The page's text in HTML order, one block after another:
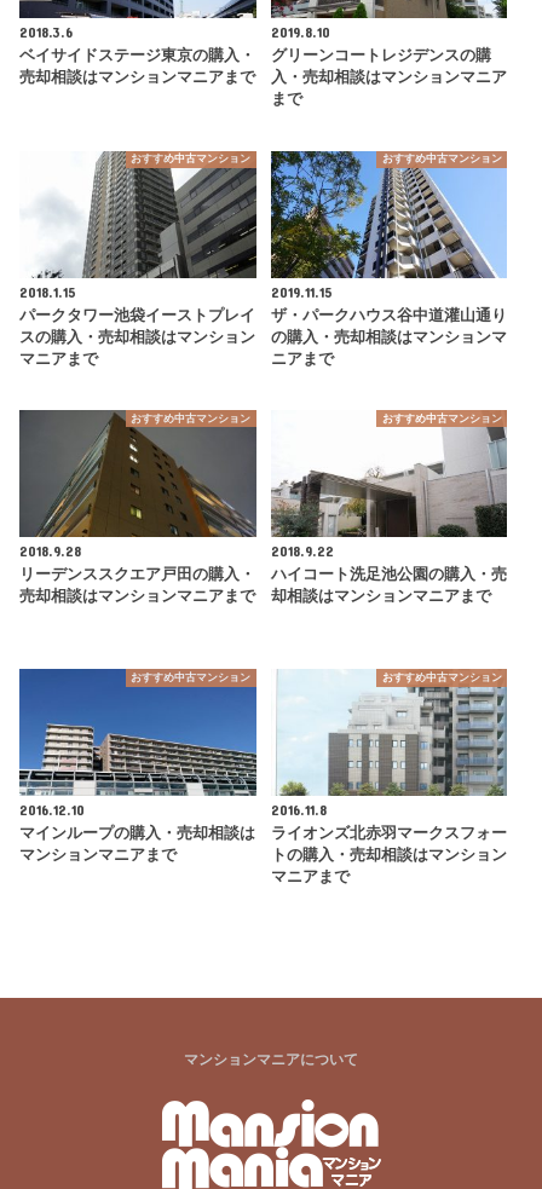
2018.3.6
ベイサイドステージ東京の購入・
売却相談はマンションマニアまで
2019.8.10
グリーンコートレジデンスの購
入・売却相談はマンションマニア
まで
おすすめ中古マンション
2018.1.15
パークタワー池袋イーストプレイ
スの購入・売却相談はマンション
マニアまで
おすすめ中古マンション
2019.11.15
ザ・パークハウス谷中道灌山通り
の購入・売却相談はマンションマ
ニアまで
おすすめ中古マンション
2018.9.28
リーデンススクエア戸田の購入・
売却相談はマンションマニアまで
おすすめ中古マンション
2018.9.22
ハイコート洗足池公園の購入・売
却相談はマンションマニアまで
おすすめ中古マンション
2016.12.10
マインループの購入・売却相談は
マンションマニアまで
おすすめ中古マンション
2016.11.8
ライオンズ北赤羽マークスフォー
トの購入・売却相談はマンション
マニアまで
マンションマニアについて